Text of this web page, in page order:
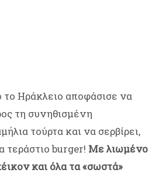
Ηράκλειο αποφάσισε να
τη συνηθισμένη
τούρτα και να σερβίρει,
τεράστιο burger! Με λιωμένο
και όλα τα «σωστά»